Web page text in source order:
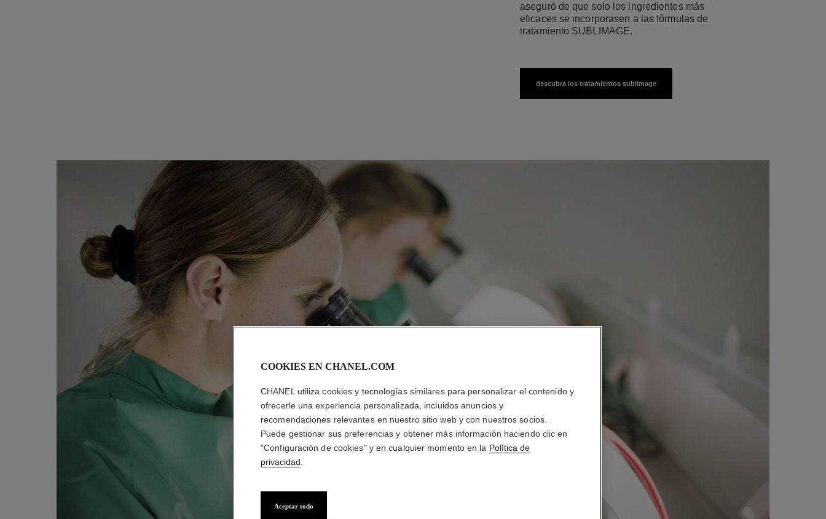
aseguró de que solo los ingredientes más
eficaces se incorporasen a las fórmulas de
tratamiento SUBLIMAGE.
descubra los tratamientos sublimage
COOKIES EN CHANEL.COM
CHANEL utiliza cookies y tecnologías similares para personalizar el contenido y
ofrecerle una experiencia personalizada, incluidos anuncios y
recomendaciones relevantes en nuestro sitio web y con nuestros socios.
Puede gestionar sus preferencias y obtener más información haciendo clic en
"Configuración de cookies" y en cualquier momento en la Política de
privacidad
Aceptar todo